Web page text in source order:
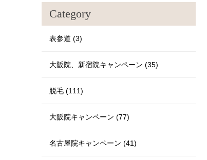
Category
表参道 (3)
大阪院、新宿院キャンペーン (35)
脱毛 (111)
大阪院キャンペーン (77)
名古屋院キャンペーン (41)